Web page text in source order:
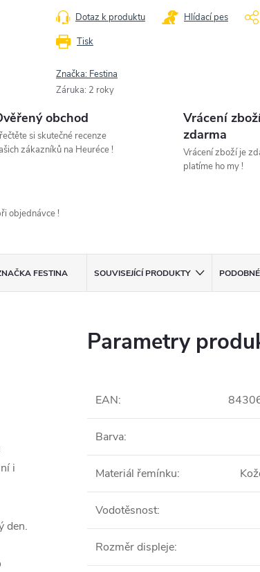
Tisk
Dotaz k produktu Hlídací pes
Značka: Festina
Záruka: 2 roky
obchod
si skutečné recenze
zákazníků na Heuréce !
Vrácení
zdarma
Vrácení zboží je
platíme ho my !
objednávce !
FESTINA SOUVISEJÍCÍ PRODUKTY
i
den.
Parametry
EAN:
Barva:
Materiál řemínku:
Vodotěsnost:
Rozměr displeje: